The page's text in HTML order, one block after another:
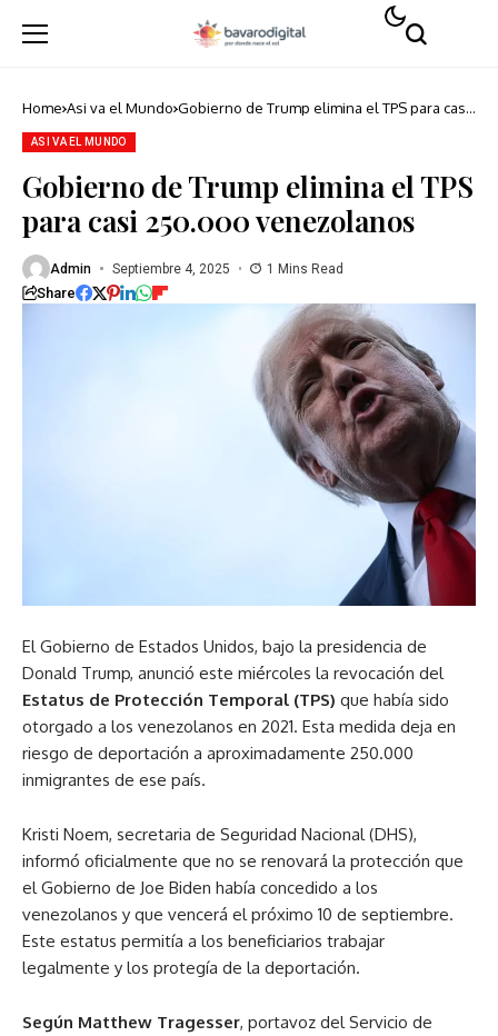
Home Asi va el Mundo Gobierno de Trump elimina el TPS para casi
ASI VA EL MUNDO
Gobierno de Trump elimina el TPS
para casi 250.000 venezolanos
Admin Septiembre 4, 2025 1 Mins Read
Share
El Gobierno de Estados Unidos, bajo la presidencia de
Donald Trump, anunció este miércoles la revocación del
Estatus de Protección Temporal (TPS) que había sido
otorgado a los venezolanos en 2021. Esta medida deja en
riesgo de deportación a aproximadamente 250.000
inmigrantes de ese país.
Kristi Noem, secretaria de Seguridad Nacional (DHS),
informó oficialmente que no se renovará la protección que
el Gobierno de Joe Biden había concedido a los
venezolanos y que vencerá el próximo 10 de septiembre.
Este estatus permitía a los beneficiarios trabajar
legalmente y los protegía de la deportación.
Según Matthew Tragesser, portavoz del Servicio de